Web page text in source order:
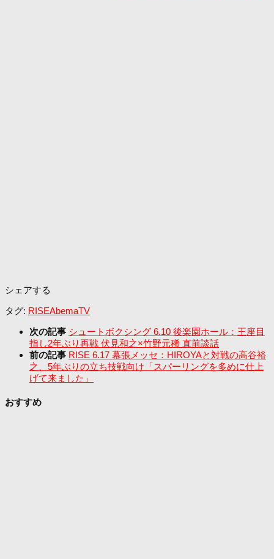
シェアする
タグ: RISEAbemaTV
次の記事 シュートボクシング 6.10 後楽園ホール：王座目
指し2年ぶり再戦 伏見和之×竹野元稀 直前談話
前の記事 RISE 6.17 幕張メッセ：HIROYAと対戦の高谷裕
之、5年ぶりの立ち技戦向け「スパーリングを多めに仕上
げて来ました」
おすすめ